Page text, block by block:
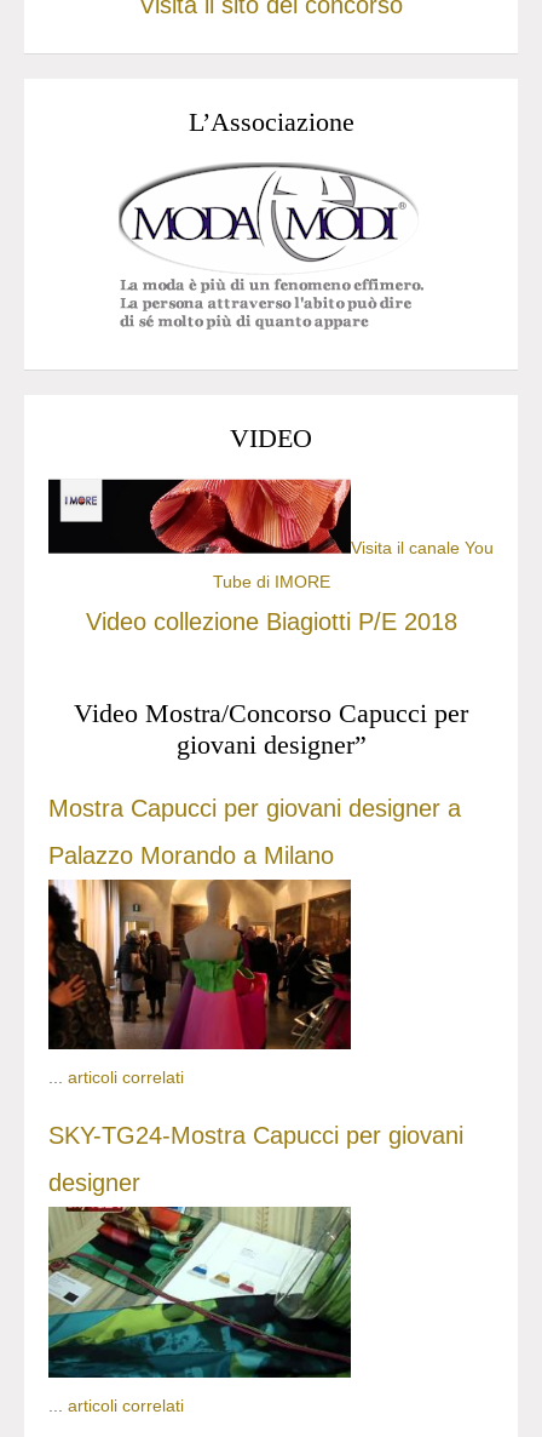
Visita il sito del concorso
L’Associazione
VIDEO
Visita il canale You
Tube di IMORE
Video collezione Biagiotti P/E 2018
Video Mostra/Concorso Capucci per
giovani designer”
Mostra Capucci per giovani designer a
Palazzo Morando a Milano
... articoli correlati
SKY-TG24-Mostra Capucci per giovani
designer
articoli correlati